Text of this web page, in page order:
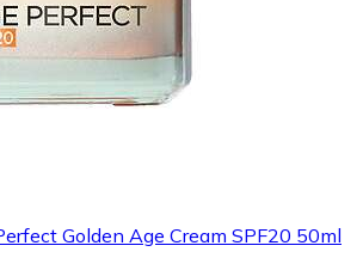
Golden Age Cream SPF20 50ml